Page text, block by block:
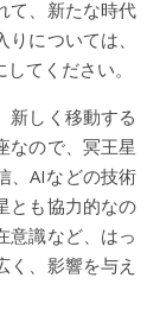
て、新たな時代
については、
てください。
新しく移動する
なので、冥王星
、AIなどの技術
とも協力的なの
意識など、はっ
く、影響を与え